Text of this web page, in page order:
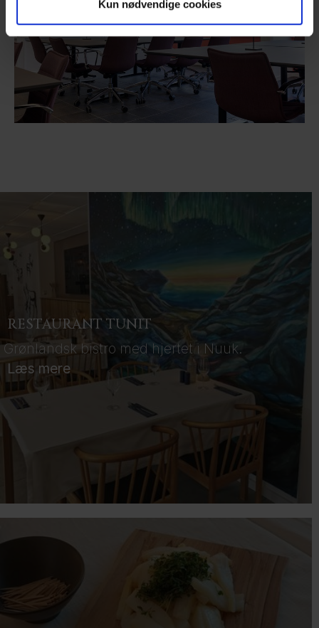
Kun nødvendige cookies
RESTAURANT TUNIT
Grønlandsk bistro med hjertet i Nuuk.
Læs mere